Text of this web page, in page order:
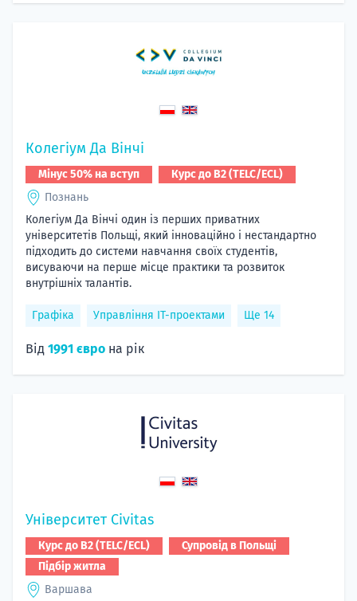
Колегіум Да Вінчі
Мінус 50% на вступ
Курс до B2 (TELC/ECL)
Познань
Колегіум Да Вінчі один із перших приватних
університетів Польщі, який інноваційно і нестандартно
підходить до системи навчання своїх студентів,
висуваючи на перше місце практики та розвиток
внутрішніх талантів.
Графіка Управління ІТ-проектами Ще 14
Від 1991 євро на рік
Університет Civitas
Курс до B2 (TELC/ECL)
Супровід в Польщі
Підбір житла
Варшава